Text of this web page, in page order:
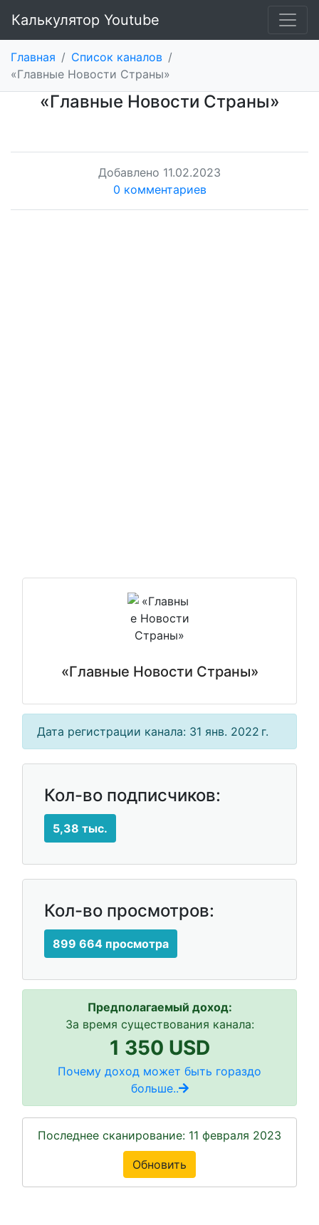
Калькулятор Youtube
Главная / Список каналов /
«Главные Hовости Cтраны»
«Главные Hовости Cтраны»
Добавлено 11.02.2023
0 комментариев
«Главные Hовости Cтраны»
Дата регистрации канала: 31 янв. 2022 г.
Кол-во подписчиков:
5,38 тыс.
Кол-во просмотров:
899 664 просмотра
Предполагаемый доход:
За время существования канала:
1 350 USD
Почему доход может быть гораздо
больше..
Последнее сканирование: 11 февраля 2023
Обновить